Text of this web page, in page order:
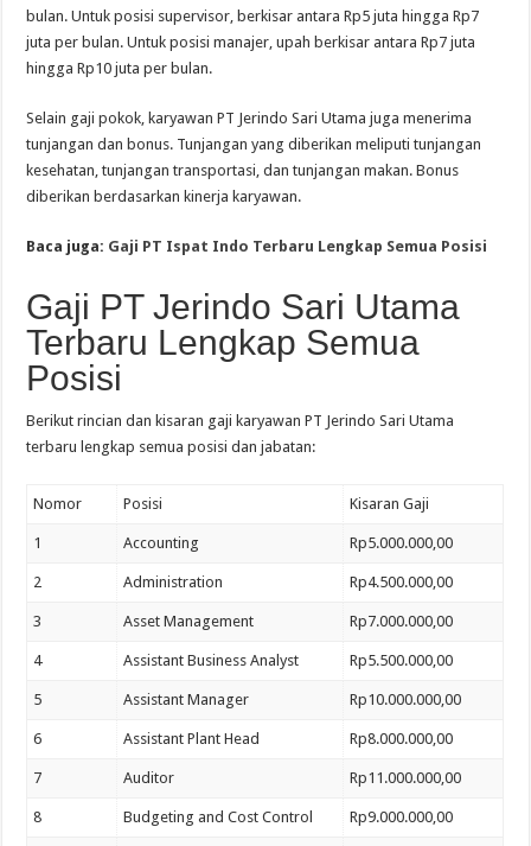
bulan. Untuk posisi supervisor, berkisar antara Rp5 juta hingga Rp7
juta per bulan. Untuk posisi manajer, upah berkisar antara Rp7 juta
hingga Rp10 juta per bulan.
Selain gaji pokok, karyawan PT Jerindo Sari Utama juga menerima
tunjangan dan bonus. Tunjangan yang diberikan meliputi tunjangan
kesehatan, tunjangan transportasi, dan tunjangan makan. Bonus
diberikan berdasarkan kinerja karyawan.
Baca juga: Gaji PT Ispat Indo Terbaru Lengkap Semua Posisi
Gaji PT Jerindo Sari Utama
Terbaru Lengkap Semua
Posisi
Berikut rincian dan kisaran gaji karyawan PT Jerindo Sari Utama
terbaru lengkap semua posisi dan jabatan:
Nomor Posisi Kisaran Gaji
1 Accounting Rp5.000.000,00
2 Administration Rp4.500.000,00
3 Asset Management Rp7.000.000,00
4 Assistant Business Analyst Rp5.500.000,00
5 Assistant Manager Rp10.000.000,00
6 Assistant Plant Head Rp8.000.000,00
7 Auditor Rp11.000.000,00
8 Budgeting and Cost Control Rp9.000.000,00